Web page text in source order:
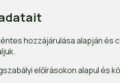
hozzájárulása alapján
előírásokon alapul és